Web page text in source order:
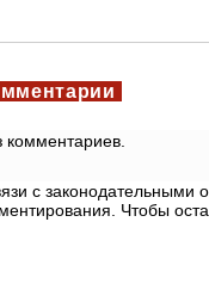
комментариев.
с законодательными
Чтобы